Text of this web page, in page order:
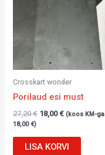
Crosskart wonder
Porilaud esi must
27,20€ 18,00€ (koos KM-ga
18,00 €)
LISA KORVI